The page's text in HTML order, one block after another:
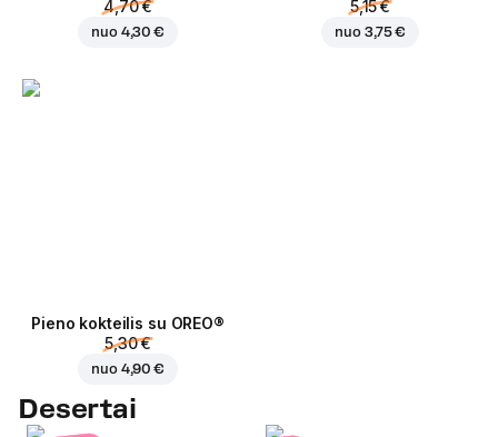
4,70 €
nuo 4,30 €
5,15 €
nuo 3,75 €
Pieno kokteilis su OREO®
5,30 €
nuo 4,90 €
Desertai